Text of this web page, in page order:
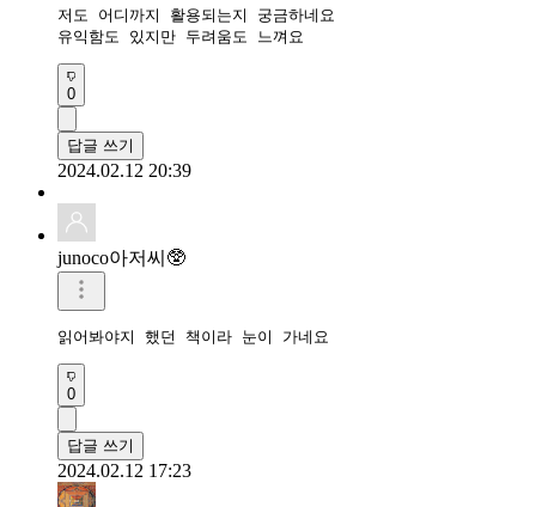
저도 어디까지 활용되는지 궁금하네요
유익함도 있지만 두려움도 느껴요
0
답글 쓰기
2024.02.12 20:39
junoco아저씨🥸
읽어봐야지 했던 책이라 눈이 가네요
0
답글 쓰기
2024.02.12 17:23